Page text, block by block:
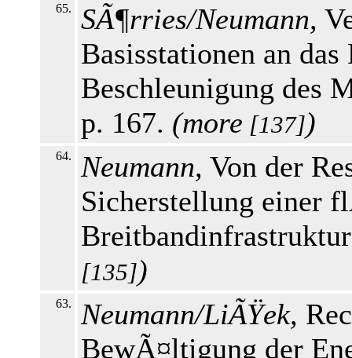
65. SÃ¶rries/Neumann,
Basisstationen an
Beschleunigung des
p. 167. (more [137])
64. Neumann, Von der
Sicherstellung einer
[135])
63. Neumann/LiÃŸek,
BewÃ¤ltigung der